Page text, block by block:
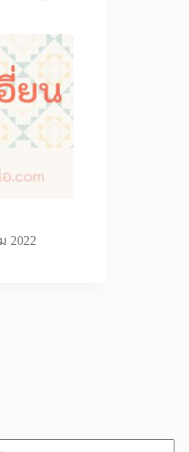
2022